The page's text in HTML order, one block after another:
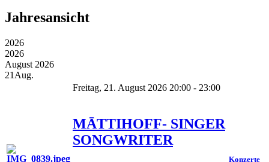
Jahresansicht
2026
2026
August 2026
21 Aug.
Freitag, 21. August 2026 20:00 - 23:00
MĀTTIHOFF- SINGER
SONGWRITER
Konzerte